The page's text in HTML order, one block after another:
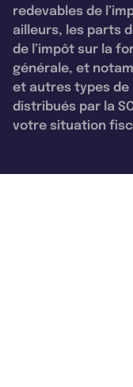
redevables de
ailleurs, les parts
de l’impôt sur la
générale, et
et autres types
distribués par la
votre situation